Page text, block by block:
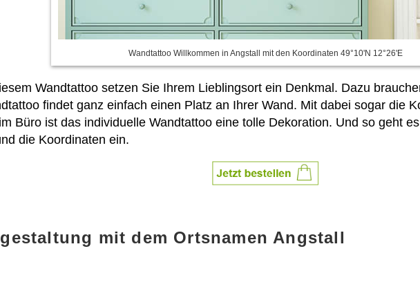
Wandtattoo Willkommen in Angstall mit den Koordinaten 49°10'N 12°26'E
Wandtattoo setzen Sie Ihrem Lieblingsort ein Denkmal. Dazu
findet ganz einfach einen Platz an Ihrer Wand. Mit dabei sogar die
Büro ist das individuelle Wandtattoo eine tolle Dekoration. Und so geht
die Koordinaten ein.
mit dem Ortsnamen Angstall